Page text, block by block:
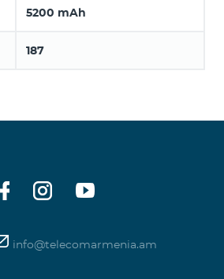
5200 mAh
187
info@telecomarmenia.am